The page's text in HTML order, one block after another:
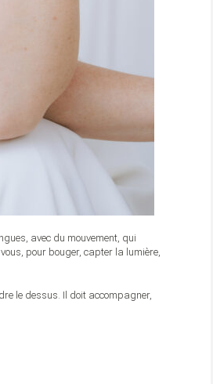
avec du mouvement, qui
pour bouger, capter la lumière,
le dessus. Il doit accompagner,